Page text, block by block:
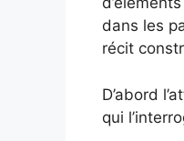
dans les
récit
D’abord
qui